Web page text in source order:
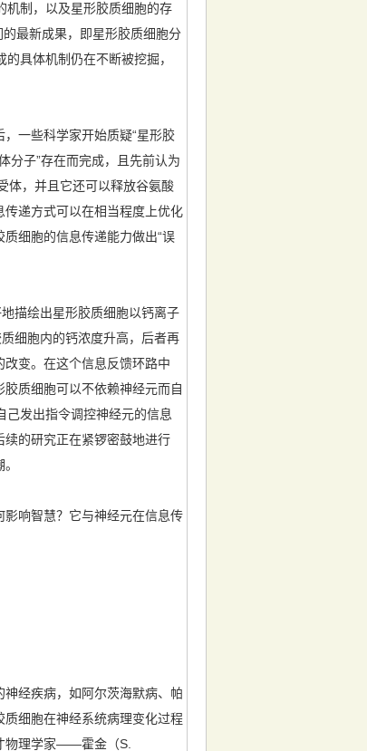
机制，以及星形胶质细胞的存
最新成果，即星形胶质细胞分
具体机制仍在不断被挖掘，
一些科学家开始质疑“星形胶
分子”存在而完成，且先前认为
体，并且它还可以释放谷氨酸
递方式可以在相当程度上优化
细胞的信息传递能力做出“误
描绘出星形胶质细胞以钙离子
细胞内的钙浓度升高，后者再
变。在这个信息反馈环路中
质细胞可以不依赖神经元而自
己发出指令调控神经元的信息
的研究正在紧锣密鼓地进行
响智慧？它与神经元在信息传
经疾病，如阿尔茨海默病、帕
细胞在神经系统病理变化过程
物理学家——霍金（S.